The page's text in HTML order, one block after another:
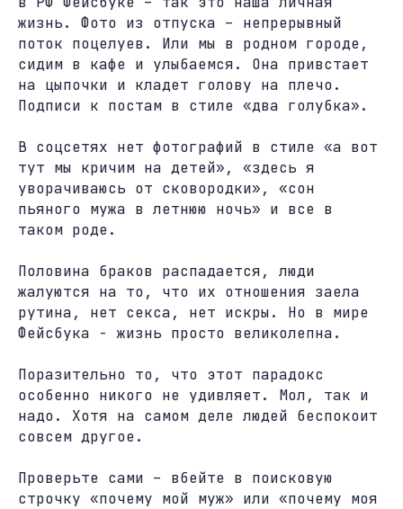
жизнь. Фото из отпуска – непрерывный
поток поцелуев. Или мы в родном городе,
сидим в кафе и улыбаемся. Она привстает
на цыпочки и кладет голову на плечо.
Подписи к постам в стиле «два голубка».
В соцсетях нет фотографий в стиле «а вот
тут мы кричим на детей», «здесь я
уворачиваюсь от сковородки», «сон
пьяного мужа в летнюю ночь» и все в
таком роде.
Половина браков распадается, люди
жалуются на то, что их отношения заела
рутина, нет секса, нет искры. Но в мире
Фейсбука - жизнь просто великолепна.
Поразительно то, что этот парадокс
особенно никого не удивляет. Мол, так и
надо. Хотя на самом деле людей беспокоит
совсем другое.
Проверьте сами – вбейте в поисковую
строчку «почему мой муж» или «почему моя